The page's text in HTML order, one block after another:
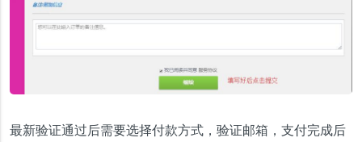
最新验证通过后需要选择付款方式，验证邮箱，支付完成后